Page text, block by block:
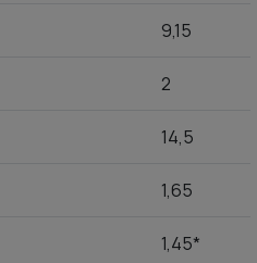
9,15
2
14,5
1,65
1,45*